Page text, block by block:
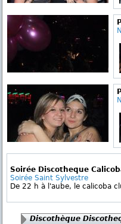
Soirée Discotheque
Soirée Saint Sylvestre
De 22 h à l'aube, le calicoba
Discothèque